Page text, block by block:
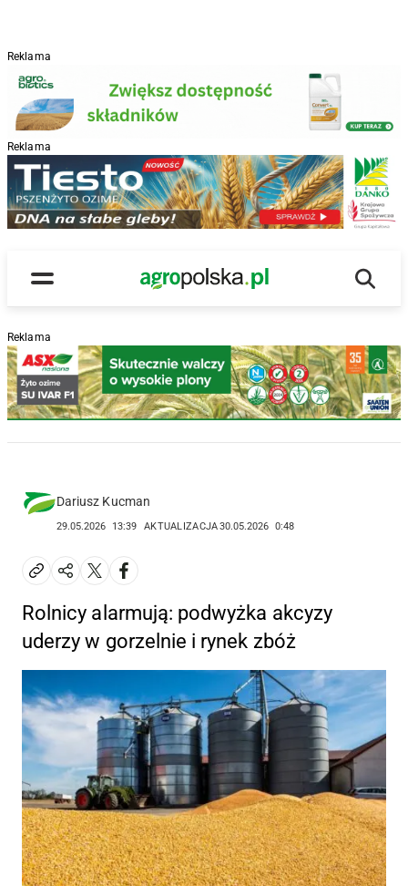
Reklama
Reklama
Menu
Main Logo
Reklama
Dariusz Kucman
29.05.2026 13:39 AKTUALIZACJA30.05.2026 0:48
Rolnicy alarmują: podwyżka akcyzy
uderzy w gorzelnie i rynek zbóż